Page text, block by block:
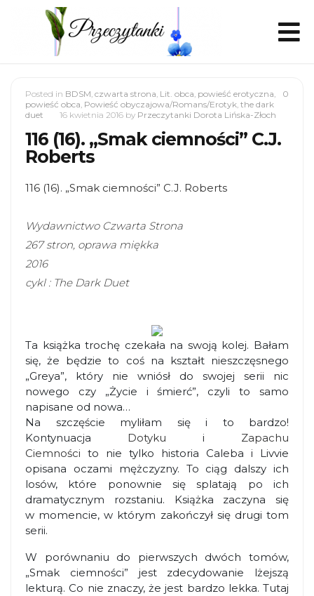
0
Posted in BDSM, czwarta strona, Lit. obca, powieść erotyczna,
powieść obca, Powieść obyczajowa/Romans/Erotyk, the dark
duet
16 kwietnia 2016 by Przeczytanki Dorota Lińska-Złoch
116 (16). „Smak ciemności” C.J.
Roberts
116 (16). „Smak ciemności” C.J. Roberts
Wydawnictwo Czwarta Strona
267 stron, oprawa miękka
2016
cykl : The Dark Duet
Ta książka trochę czekała na swoją kolej. Bałam
się, że będzie to coś na kształt nieszczęsnego
„Greya”, który nie wniósł do swojej serii nic
nowego czy „Życie i śmierć”, czyli to samo
napisane od nowa…
Na szczęście myliłam się i to bardzo!
Kontynuacja Dotyku i Zapachu
Ciemności to nie tylko historia Caleba i Livvie
opisana oczami mężczyzny. To ciąg dalszy ich
losów, które ponownie się splatają po ich
dramatycznym rozstaniu. Książka zaczyna się
w momencie, w którym zakończył się drugi tom
serii.
W porównaniu do pierwszych dwóch tomów,
„Smak ciemności” jest zdecydowanie lżejszą
lekturą. Co nie znaczy, że jest bardzo lekka. Tutaj